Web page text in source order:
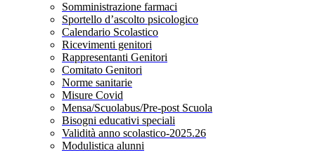
Somministrazione farmaci
Sportello d’ascolto psicologico
Calendario Scolastico
Ricevimenti genitori
Rappresentanti Genitori
Comitato Genitori
Norme sanitarie
Misure Covid
Mensa/Scuolabus/Pre-post Scuola
Bisogni educativi speciali
Validità anno scolastico-2025.26
Modulistica alunni